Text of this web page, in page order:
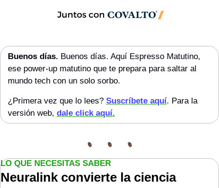
Buenos días. Buenos días. Aquí Espresso Matutino,
ese power-up matutino que te prepara para saltar al
mundo tech con un solo sorbo.
¿Primera vez que lo lees? Suscríbete aquí. Para la
versión web, dale click aquí.
LO QUE NECESITAS SABER
Neuralink convierte la ciencia